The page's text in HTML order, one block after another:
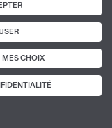
MES CHOIX